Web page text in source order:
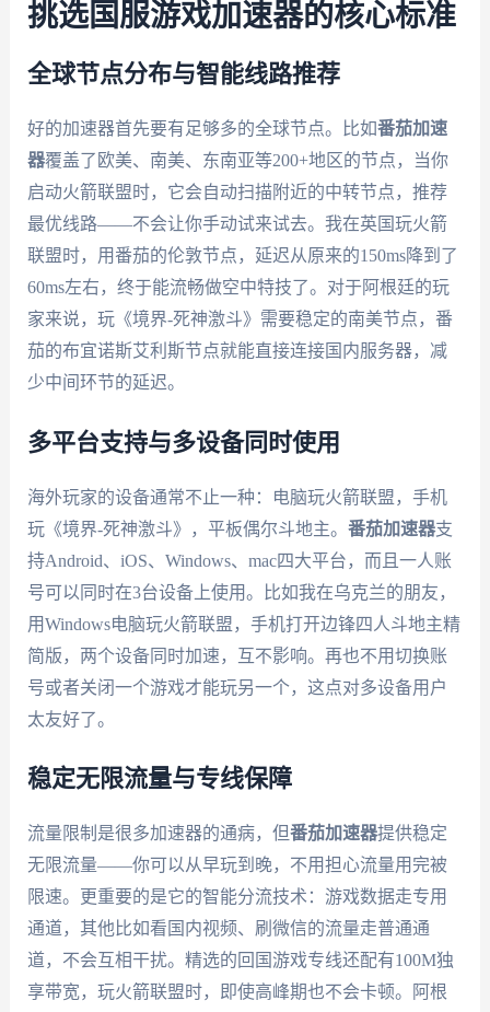
挑选国服游戏加速器的核心标准
全球节点分布与智能线路推荐
好的加速器首先要有足够多的全球节点。比如番茄加速
器覆盖了欧美、南美、东南亚等200+地区的节点，当你
启动火箭联盟时，它会自动扫描附近的中转节点，推荐
最优线路——不会让你手动试来试去。我在英国玩火箭
联盟时，用番茄的伦敦节点，延迟从原来的150ms降到了
60ms左右，终于能流畅做空中特技了。对于阿根廷的玩
家来说，玩《境界-死神激斗》需要稳定的南美节点，番
茄的布宜诺斯艾利斯节点就能直接连接国内服务器，减
少中间环节的延迟。
多平台支持与多设备同时使用
海外玩家的设备通常不止一种：电脑玩火箭联盟，手机
玩《境界-死神激斗》，平板偶尔斗地主。 番茄加速器支
持Android、iOS、Windows、mac四大平台，而且一人账
号可以同时在3台设备上使用。比如我在乌克兰的朋友，
用Windows电脑玩火箭联盟，手机打开边锋四人斗地主精
简版，两个设备同时加速，互不影响。再也不用切换账
号或者关闭一个游戏才能玩另一个，这点对多设备用户
太友好了。
稳定无限流量与专线保障
流量限制是很多加速器的通病，但番茄加速器提供稳定
无限流量——你可以从早玩到晚，不用担心流量用完被
限速。更重要的是它的智能分流技术：游戏数据走专用
通道，其他比如看国内视频、刷微信的流量走普通通
道，不会互相干扰。精选的回国游戏专线还配有100M独
享带宽，玩火箭联盟时，即使高峰期也不会卡顿。阿根